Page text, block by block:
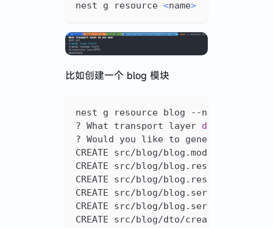
nest g resource <name>
比如创建一个 blog 模块
nest g resource blog --no-spec
? What transport layer do
? Would you like to generate CRUD
CREATE src/blog/blog.module.ts
CREATE src/blog/blog.resolver.ts
CREATE src/blog/
CREATE src/blog/blog.service.ts
CREATE src/blog/
CREATE src/blog/dto/create-